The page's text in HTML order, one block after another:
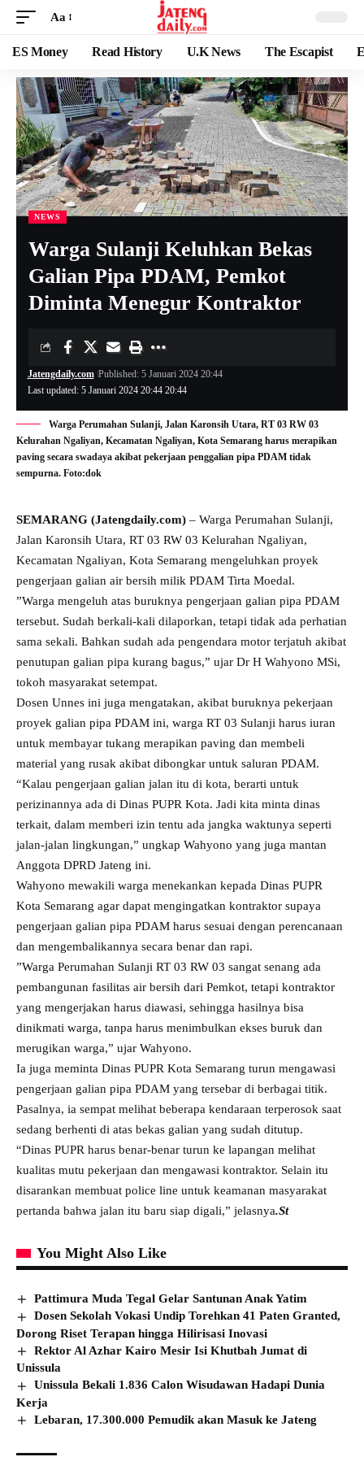
Aa
ES Money Read History U.K News The Escapist
NEWS
Warga Sulanji Keluhkan Bekas
Galian Pipa PDAM, Pemkot
Diminta Menegur Kontraktor
Last updated: 5 Januari 2024 20:44 20:44
Jatengdaily.com Published: 5 Januari 2024 20:44
Warga Perumahan Sulanji, Jalan Karonsih Utara, RT 03 RW 03
Kelurahan Ngaliyan, Kecamatan Ngaliyan, Kota Semarang harus merapikan
paving secara swadaya akibat pekerjaan penggalian pipa PDAM tidak
sempurna. Foto:dok
SEMARANG (Jatengdaily.com) – Warga Perumahan Sulanji,
Jalan Karonsih Utara, RT 03 RW 03 Kelurahan Ngaliyan,
Kecamatan Ngaliyan, Kota Semarang mengeluhkan proyek
pengerjaan galian air bersih milik PDAM Tirta Moedal.
”Warga mengeluh atas buruknya pengerjaan galian pipa PDAM
tersebut. Sudah berkali-kali dilaporkan, tetapi tidak ada perhatian
sama sekali. Bahkan sudah ada pengendara motor terjatuh akibat
penutupan galian pipa kurang bagus,” ujar Dr H Wahyono MSi,
tokoh masyarakat setempat.
Dosen Unnes ini juga mengatakan, akibat buruknya pekerjaan
proyek galian pipa PDAM ini, warga RT 03 Sulanji harus iuran
untuk membayar tukang merapikan paving dan membeli
material yang rusak akibat dibongkar untuk saluran PDAM.
“Kalau pengerjaan galian jalan itu di kota, berarti untuk
perizinannya ada di Dinas PUPR Kota. Jadi kita minta dinas
terkait, dalam memberi izin tentu ada jangka waktunya seperti
jalan-jalan lingkungan,” ungkap Wahyono yang juga mantan
Anggota DPRD Jateng ini.
Wahyono mewakili warga menekankan kepada Dinas PUPR
Kota Semarang agar dapat mengingatkan kontraktor supaya
pengerjaan galian pipa PDAM harus sesuai dengan perencanaan
dan mengembalikannya secara benar dan rapi.
”Warga Perumahan Sulanji RT 03 RW 03 sangat senang ada
pembangunan fasilitas air bersih dari Pemkot, tetapi kontraktor
yang mengerjakan harus diawasi, sehingga hasilnya bisa
dinikmati warga, tanpa harus menimbulkan ekses buruk dan
merugikan warga,” ujar Wahyono.
Ia juga meminta Dinas PUPR Kota Semarang turun mengawasi
pengerjaan galian pipa PDAM yang tersebar di berbagai titik.
Pasalnya, ia sempat melihat beberapa kendaraan terperosok saat
sedang berhenti di atas bekas galian yang sudah ditutup.
“Dinas PUPR harus benar-benar turun ke lapangan melihat
kualitas mutu pekerjaan dan mengawasi kontraktor. Selain itu
disarankan membuat police line untuk keamanan masyarakat
pertanda bahwa jalan itu baru siap digali,” jelasnya.St
You Might Also Like
Pattimura Muda Tegal Gelar Santunan Anak Yatim
Dosen Sekolah Vokasi Undip Torehkan 41 Paten Granted,
Dorong Riset Terapan hingga Hilirisasi Inovasi
Rektor Al Azhar Kairo Mesir Isi Khutbah Jumat di
Unissula
Unissula Bekali 1.836 Calon Wisudawan Hadapi Dunia
Kerja
Lebaran, 17.300.000 Pemudik akan Masuk ke Jateng